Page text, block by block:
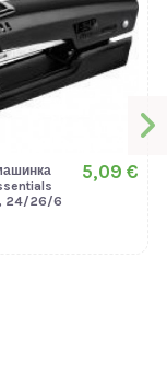
24/26/6
5,09 €